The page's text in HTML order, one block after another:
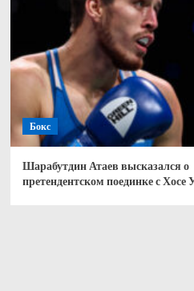
Бокс
Шарабутдин Атаев высказался о
претендентском поединке с Хосе